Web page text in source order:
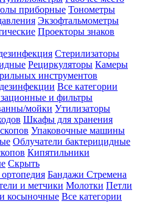
приборные Тонометры
Экзофтальмометры
Проекторы знаков
Стерилизаторы
Рециркуляторы Камеры
инструментов
Все категории
и фильтры
мойки Утилизаторы
Шкафы для хранения
Упаковочные машины
Облучатели бактерицидные
Кипятильники
Скрыть
Бандажи Стремена
и метчики Молотки Петли
косыночные Все категории